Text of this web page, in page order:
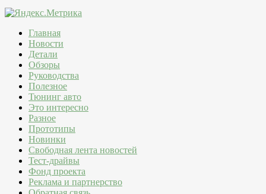
Главная
Новости
Детали
Обзоры
Руководства
Полезное
Тюнинг авто
Это интересно
Разное
Прототипы
Новинки
Свободная лента новостей
Тест-драйвы
Фонд проекта
Реклама и партнерство